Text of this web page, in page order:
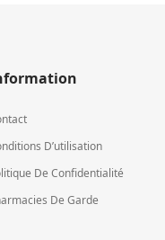
D’utilisation
De Confidentialité
De Garde